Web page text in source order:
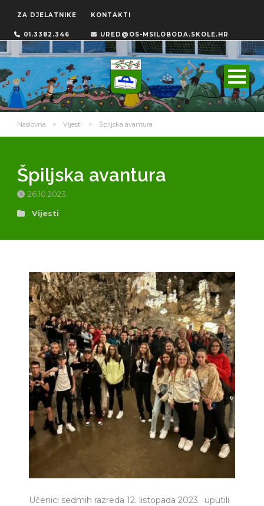
ZA DJELATNIKE KONTAKTI
01.3382.346 URED@OS-MSILOBODA.SKOLE.HR
Naslovna > Vijesti > Špiljska avantura
Špiljska avantura
26.10.2023.
Vijesti
Učenici sedmih razreda 12. listopada 2023. uputili